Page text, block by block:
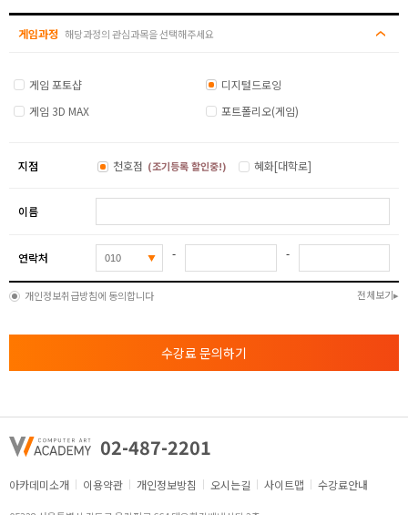
게임과정 해당과정의 관심과목을 선택해주세요
게임 포토샵
디지털드로잉
게임 3D MAX
포트폴리오(게임)
지점 천호점 (조기등록 할인중!) 혜화[대학로]
이름
연락처 - -
개인정보취급방침에 동의합니다 전체보기
수강료 문의하기
02-487-2201
아카데미소개 이용약관 개인정보방침 오시는길 사이트맵 수강료안내